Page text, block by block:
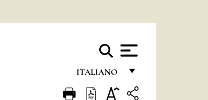
ITALIANO
FRANÇAIS